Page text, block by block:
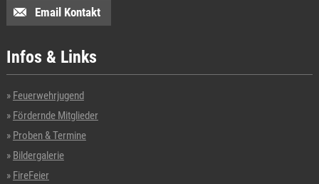
Email Kontakt
Infos & Links
Feuerwehrjugend
Fördernde Mitglieder
Proben & Termine
Bildergalerie
FireFeier